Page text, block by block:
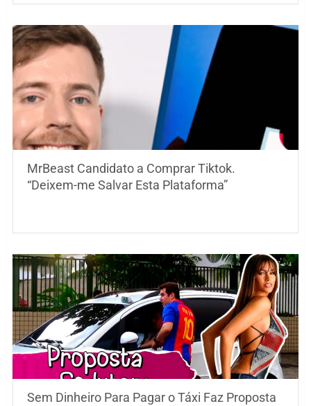
MrBeast Candidato a Comprar Tiktok.
“Deixem-me Salvar Esta Plataforma”
Sem Dinheiro Para Pagar o Táxi Faz Proposta